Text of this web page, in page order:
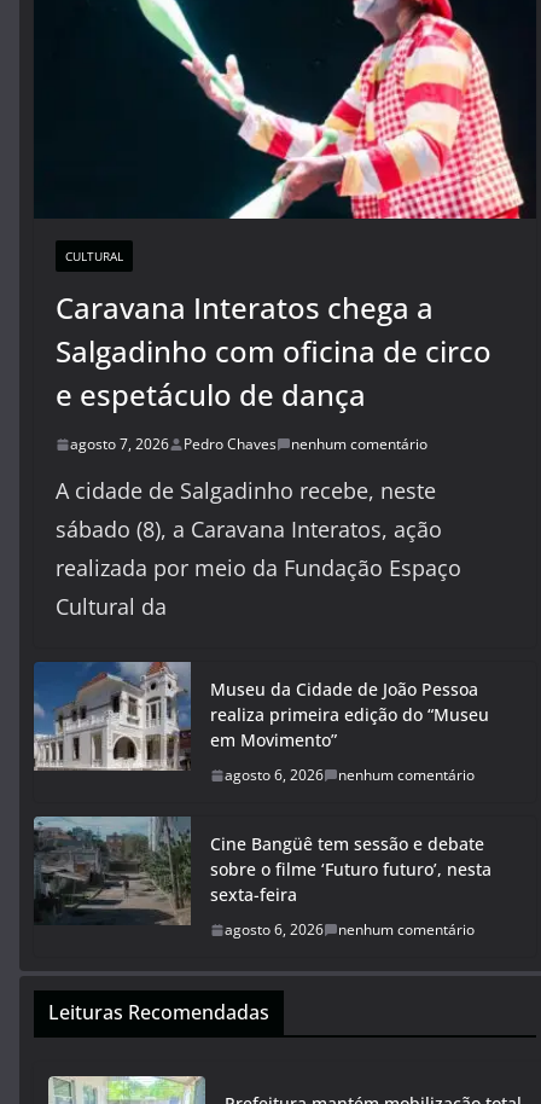
CULTURAL
Caravana Interatos chega a
Salgadinho com oficina de circo
e espetáculo de dança
agosto 7, 2026 Pedro Chaves nenhum comentário
A cidade de Salgadinho recebe, neste
sábado (8), a Caravana Interatos, ação
realizada por meio da Fundação Espaço
Cultural da
Museu da Cidade de João Pessoa
realiza primeira edição do “Museu
em Movimento”
agosto 6, 2026 nenhum comentário
Cine Bangüê tem sessão e debate
sobre o filme ‘Futuro futuro’, nesta
sexta-feira
agosto 6, 2026 nenhum comentário
Leituras Recomendadas